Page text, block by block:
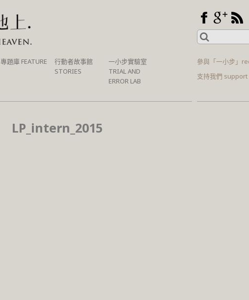
Search
for:
專題庫 FEATURE
行動者故事館
STORIES
一小步實驗室
TRIAL AND
ERROR LAB
參與「一小步」
支持我們 support
LP_intern_2015